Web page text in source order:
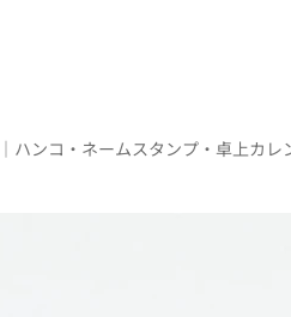
ハンコ・ネームスタンプ・卓上カレ